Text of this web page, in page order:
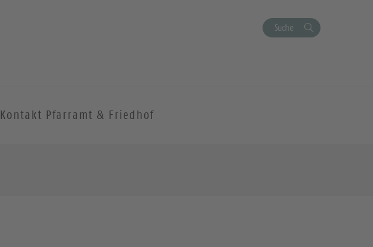
Suche
Kontakt Pfarramt & Friedhof